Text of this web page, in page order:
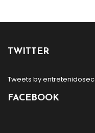
TWITTER
Tweets by entretenidosec
FACEBOOK